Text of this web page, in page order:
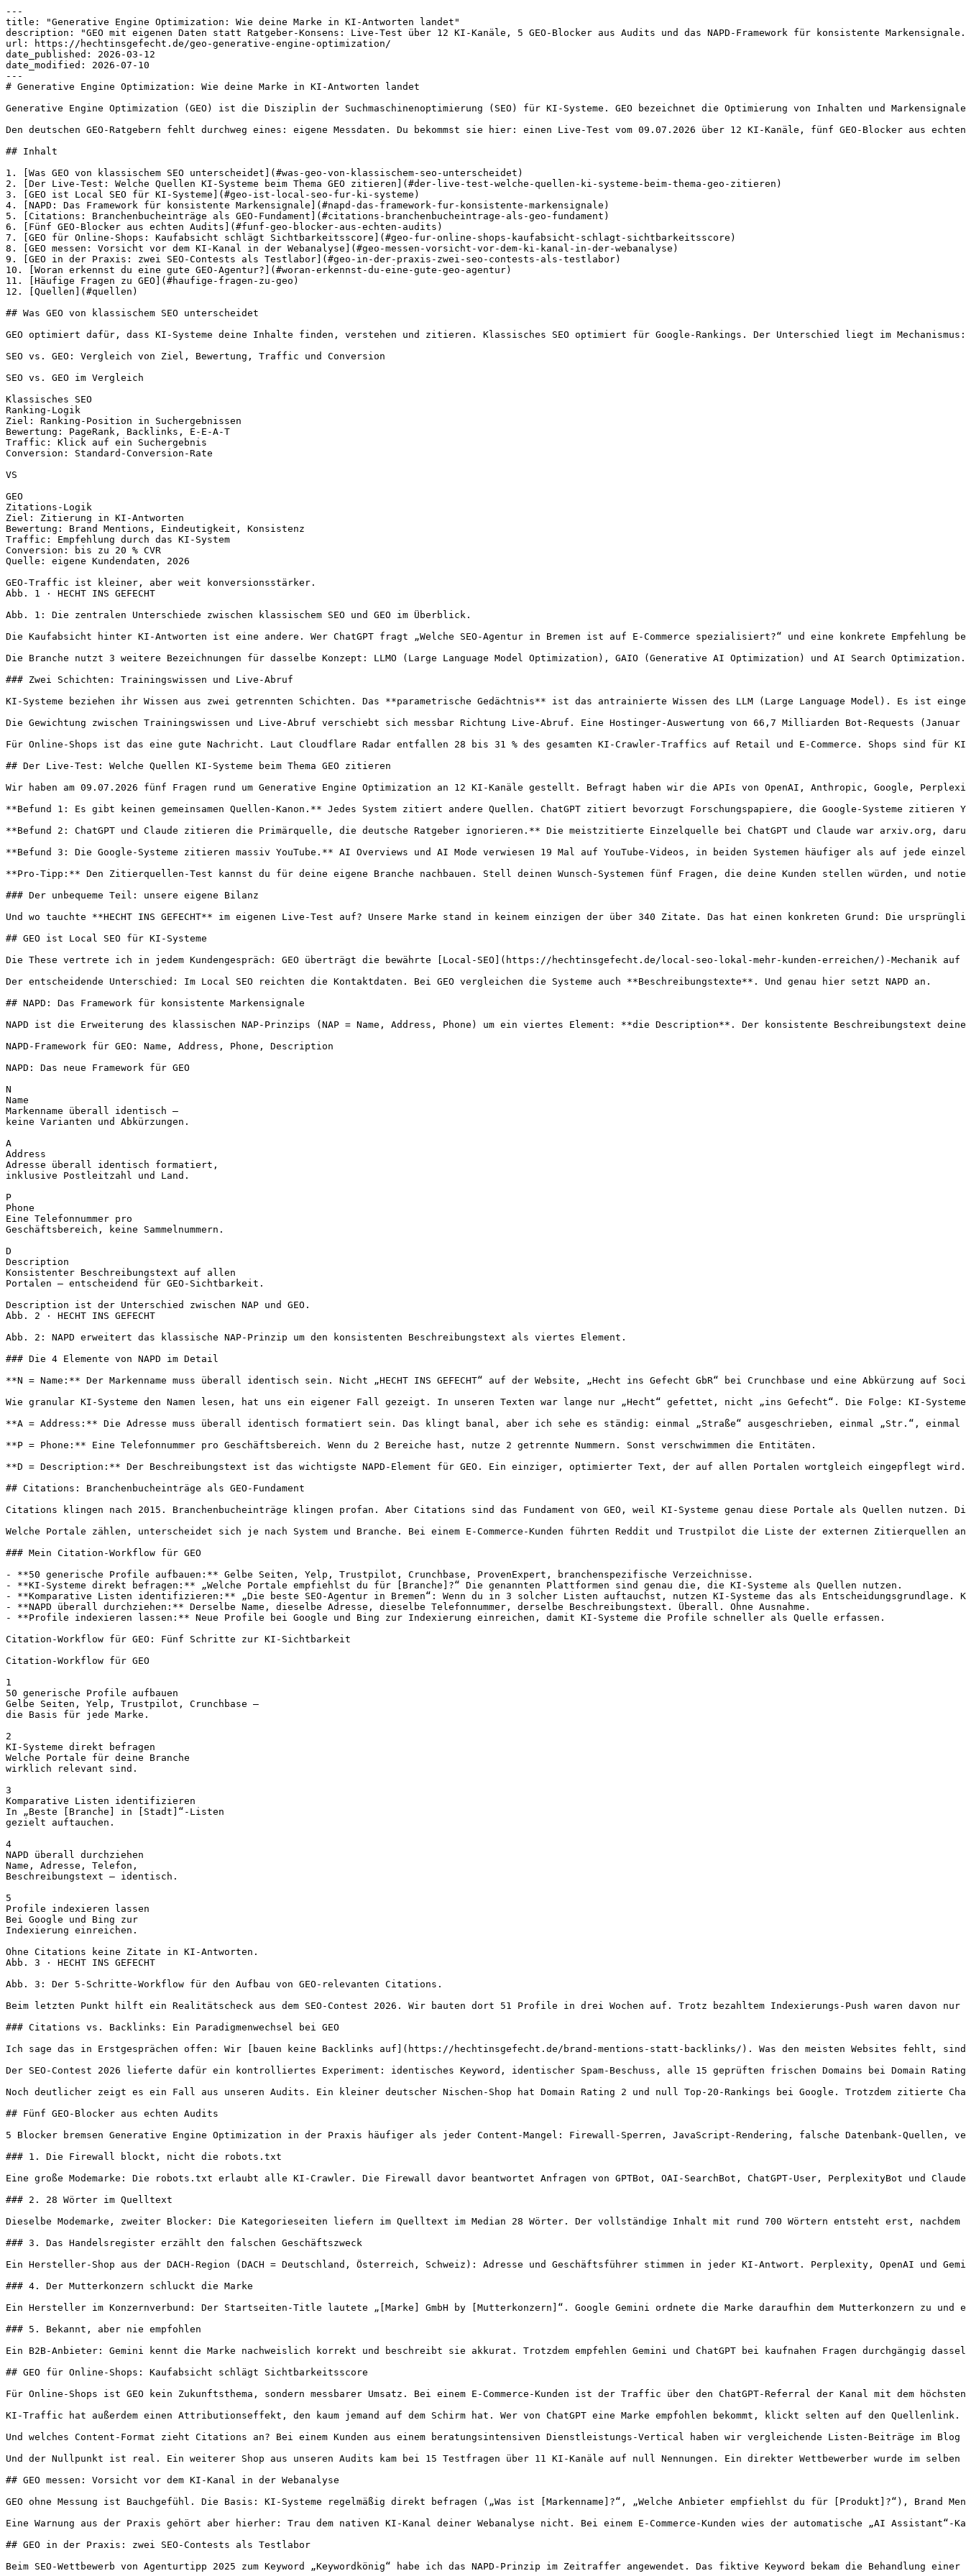
---
title: "Generative Engine Optimization: Wie deine Marke in KI-Antworten landet"
description: "GEO mit eigenen Daten statt Ratgeber-Konsens: Live-Test über 12 KI-Kanäle, 5 GEO-Blocker aus Audits und das NAPD-Framework für konsistente Markensignale."
url: https://hechtinsgefecht.de/geo-generative-engine-optimization/
date_published: 2026-03-12
date_modified: 2026-07-10
---
# Generative Engine Optimization: Wie deine Marke in KI-Antworten landet

Generative Engine Optimization (GEO) ist die Disziplin der Suchmaschinenoptimierung (SEO) für KI-Systeme. GEO bezeichnet die Optimierung von Inhalten und Markensignalen, damit ChatGPT, Perplexity und Google AI Overviews deine Marke kennen, korrekt zuordnen und in ihren Antworten empfehlen. GEO ist kein neues Fach, sondern die logische Erweiterung von Semantischem SEO und Local SEO. Die Grundlage bildet das NAPD-Framework (Name, Address, Phone, Description): konsistente Markensignale über alle Quellen, die KI-Systeme lesen.

Den deutschen GEO-Ratgebern fehlt durchweg eines: eigene Messdaten. Du bekommst sie hier: einen Live-Test vom 09.07.2026 über 12 KI-Kanäle, fünf GEO-Blocker aus echten Kundenaudits und die Zahlen aus zwei gewonnenen SEO-Contests. Ehrlicherweise gehört dazu auch ein unbequemer Befund über diesen Blog selbst.

## Inhalt

1. [Was GEO von klassischem SEO unterscheidet](#was-geo-von-klassischem-seo-unterscheidet)
2. [Der Live-Test: Welche Quellen KI-Systeme beim Thema GEO zitieren](#der-live-test-welche-quellen-ki-systeme-beim-thema-geo-zitieren)
3. [GEO ist Local SEO für KI-Systeme](#geo-ist-local-seo-fur-ki-systeme)
4. [NAPD: Das Framework für konsistente Markensignale](#napd-das-framework-fur-konsistente-markensignale)
5. [Citations: Branchenbucheinträge als GEO-Fundament](#citations-branchenbucheintrage-als-geo-fundament)
6. [Fünf GEO-Blocker aus echten Audits](#funf-geo-blocker-aus-echten-audits)
7. [GEO für Online-Shops: Kaufabsicht schlägt Sichtbarkeitsscore](#geo-fur-online-shops-kaufabsicht-schlagt-sichtbarkeitsscore)
8. [GEO messen: Vorsicht vor dem KI-Kanal in der Webanalyse](#geo-messen-vorsicht-vor-dem-ki-kanal-in-der-webanalyse)
9. [GEO in der Praxis: zwei SEO-Contests als Testlabor](#geo-in-der-praxis-zwei-seo-contests-als-testlabor)
10. [Woran erkennst du eine gute GEO-Agentur?](#woran-erkennst-du-eine-gute-geo-agentur)
11. [Häufige Fragen zu GEO](#haufige-fragen-zu-geo)
12. [Quellen](#quellen)

## Was GEO von klassischem SEO unterscheidet

GEO optimiert dafür, dass KI-Systeme deine Inhalte finden, verstehen und zitieren. Klassisches SEO optimiert für Google-Rankings. Der Unterschied liegt im Mechanismus: Ein Ranking ist eine Liste, eine KI-Antwort ist eine Auswahl. Wer auf Position 4 rankt, bekommt noch Klicks. Wer in der KI-Antwort nicht vorkommt, existiert für den Fragenden nicht.

SEO vs. GEO: Vergleich von Ziel, Bewertung, Traffic und Conversion

SEO vs. GEO im Vergleich

Klassisches SEO
Ranking-Logik
Ziel: Ranking-Position in Suchergebnissen
Bewertung: PageRank, Backlinks, E-E-A-T
Traffic: Klick auf ein Suchergebnis
Conversion: Standard-Conversion-Rate

VS

GEO
Zitations-Logik
Ziel: Zitierung in KI-Antworten
Bewertung: Brand Mentions, Eindeutigkeit, Konsistenz
Traffic: Empfehlung durch das KI-System
Conversion: bis zu 20 % CVR
Quelle: eigene Kundendaten, 2026

GEO-Traffic ist kleiner, aber weit konversionsstärker.
Abb. 1 · HECHT INS GEFECHT

Abb. 1: Die zentralen Unterschiede zwischen klassischem SEO und GEO im Überblick.

Die Kaufabsicht hinter KI-Antworten ist eine andere. Wer ChatGPT fragt „Welche SEO-Agentur in Bremen ist auf E-Commerce spezialisiert?“ und eine konkrete Empfehlung bekommt, hat seine Vorauswahl bereits getroffen. Wir sehen bei Kunden KI-Kanäle mit Conversion-Rates von bis zu 20 %. Das ist ein Erfahrungswert aus unseren Kundenprojekten, keine Branchenstatistik. Aber der Wert zeigt, warum GEO mittlerweile in fast jedem Erstgespräch Thema ist.

Die Branche nutzt 3 weitere Bezeichnungen für dasselbe Konzept: LLMO (Large Language Model Optimization), GAIO (Generative AI Optimization) und AI Search Optimization. Wir nutzen GEO, weil der Begriff das Konzept am klarsten beschreibt. GEO stammt aus der Forschung: Das Paper „GEO: Generative Engine Optimization“ von Aggarwal et al. (2023) hat den Begriff geprägt.

### Zwei Schichten: Trainingswissen und Live-Abruf

KI-Systeme beziehen ihr Wissen aus zwei getrennten Schichten. Das **parametrische Gedächtnis** ist das antrainierte Wissen des LLM (Large Language Model). Es ist eingefroren und Monate bis Jahre alt. Der **Live-Abruf** (Retrieval) holt aktuelle Webinhalte zum Zeitpunkt der Frage. Beide Schichten brauchen unterschiedliche Optimierung: Trainingsdaten erreichst du über breite, konsistente Präsenz im Web. Den Live-Abruf erreichst du über abrufbare, schnelle Seiten und gute Rankings in den Suchindizes der KI-Systeme.

Die Gewichtung zwischen Trainingswissen und Live-Abruf verschiebt sich messbar Richtung Live-Abruf. Eine Hostinger-Auswertung von 66,7 Milliarden Bot-Requests (Januar 2026) zeigt es deutlich. Der Trainings-Crawler GPTBot fiel von 84 % auf 12 % Abdeckung. OpenAIs Such-Crawler (der OAI-SearchBot) stieg zeitgleich auf 55,7 %. OpenAI investiert also weniger ins Sammeln von Trainingsdaten und mehr in den eigenen Suchindex. Für deine GEO-Strategie heißt das: Die abrufbare Website wird wichtiger als die Frage, ob deine Inhalte im nächsten Modell-Training landen.

Für Online-Shops ist das eine gute Nachricht. Laut Cloudflare Radar entfallen 28 bis 31 % des gesamten KI-Crawler-Traffics auf Retail und E-Commerce. Shops sind für KI-Crawler ein Magnet.

## Der Live-Test: Welche Quellen KI-Systeme beim Thema GEO zitieren

Wir haben am 09.07.2026 fünf Fragen rund um Generative Engine Optimization an 12 KI-Kanäle gestellt. Befragt haben wir die APIs von OpenAI, Anthropic, Google, Perplexity und Mistral. Dazu kamen die Live-Oberflächen von ChatGPT, Perplexity, Gemini, Google AI Overviews, Google AI Mode, Bing Copilot und Grok. Ausgewertet haben wir mehr als 340 Zitate. Drei Befunde stechen heraus.

**Befund 1: Es gibt keinen gemeinsamen Quellen-Kanon.** Jedes System zitiert andere Quellen. ChatGPT zitiert bevorzugt Forschungspapiere, die Google-Systeme zitieren YouTube, Bing Copilot zitiert internationale Tool-Anbieter, Perplexity mischt Ratgeber und Reddit. Die Überlappung zwischen den Systemen liegt nahe null. Wer GEO betreibt, optimiert für mindestens 7 getrennte Ökosysteme gleichzeitig, nicht für „die KI“.

**Befund 2: ChatGPT und Claude zitieren die Primärquelle, die deutsche Ratgeber ignorieren.** Die meistzitierte Einzelquelle bei ChatGPT und Claude war arxiv.org, darunter das originale GEO-Paper von Aggarwal et al. Kein einziger der deutschen Top-10-Ratgeber zum Thema verlinkt dieses Paper. Die deutschen Ratgeber-Artikel zitieren sich stattdessen gegenseitig, mit identischer Engine-Einteilung und identischen Prozentzahlen ohne Quellenlink. Die drei deutschen Ratgeber, die bei Google für das Thema ganz oben ranken, kamen in unserem Test zusammen auf rund 5 % der Zitate. Ein Top-Ranking bei Google macht eine Website also noch lange nicht zur Hauptquelle der KI-Systeme.

**Befund 3: Die Google-Systeme zitieren massiv YouTube.** AI Overviews und AI Mode verwiesen 19 Mal auf YouTube-Videos, in beiden Systemen häufiger als auf jede einzelne Textquelle. Über alle 12 Kanäle kamen 25 YouTube-Zitate zusammen. Wer beim Thema GEO nur Blogtexte produziert, überlässt einen kompletten Zitierkanal der Konkurrenz.

**Pro-Tipp:** Den Zitierquellen-Test kannst du für deine eigene Branche nachbauen. Stell deinen Wunsch-Systemen fünf Fragen, die deine Kunden stellen würden, und notiere die zitierten Quellen. Die Quellenliste ist dein GEO-Backlog. Genau auf den notierten Portalen, Plattformen und Formaten muss deine Marke auftauchen.

### Der unbequeme Teil: unsere eigene Bilanz

Und wo tauchte **HECHT INS GEFECHT** im eigenen Live-Test auf? Unsere Marke stand in keinem einzigen der über 340 Zitate. Das hat einen konkreten Grund: Die ursprüngliche Version dieses Beitrags war zum Testzeitpunkt bei Google deindexiert. Google hatte den Artikel gecrawlt und wieder aussortiert. Die wahrscheinlichste Ursache: Er wiederholte zu viel von dem, was in unseren Nachbar-Beiträgen schon stand. Genau deswegen liest du gerade die komplett umgebaute Version mit eigenen Daten statt Cluster-Wiederholungen. GEO beginnt bei der eigenen Indexierbarkeit, und niemand ist davon ausgenommen. Auch [Googles offizieller Leitfaden für generative KI-Features](https://developers.google.com/search/docs/fundamentals/ai-optimization-guide) nennt indexierte, crawlbare Inhalte als Grundvoraussetzung. Wie [Indexierung und LLM-Sichtbarkeit zusammenhängen](https://hechtinsgefecht.de/indexierung-llm-sichtbarkeit/), haben wir separat dokumentiert.

## GEO ist Local SEO für KI-Systeme

Die These vertrete ich in jedem Kundengespräch: GEO überträgt die bewährte [Local-SEO](https://hechtinsgefecht.de/local-seo-lokal-mehr-kunden-erreichen/)-Mechanik auf KI-Systeme. Im Local SEO gewinnt, wer im Internet konsistent und häufig erwähnt wird. Google Maps und das Local Pack bevorzugen Unternehmen, deren Name, Adresse und Telefonnummer überall identisch sind. KI-Systeme funktionieren nach derselben Logik, nur über deutlich mehr Quellen: Sie ziehen sich Informationen über deine Marke aus Dutzenden Portalen gleichzeitig. Liefern die Quellen widersprüchliche Informationen, wird die Antwort unsicher, und das KI-System empfiehlt eine Marke, die eindeutiger auftritt.

Der entscheidende Unterschied: Im Local SEO reichten die Kontaktdaten. Bei GEO vergleichen die Systeme auch **Beschreibungstexte**. Und genau hier setzt NAPD an.

## NAPD: Das Framework für konsistente Markensignale

NAPD ist die Erweiterung des klassischen NAP-Prinzips (NAP = Name, Address, Phone) um ein viertes Element: **die Description**. Der konsistente Beschreibungstext deiner Marke ist das Element, das im Local SEO nie im Fokus stand und für GEO entscheidend ist. KI-Sys